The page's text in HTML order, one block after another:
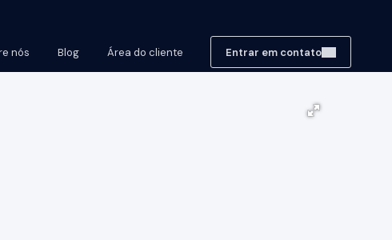
Entrar em contato
Área do cliente
Blog
nós